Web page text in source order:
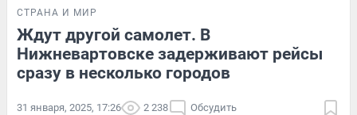
СТРАНА И МИР
Ждут другой самолет. В
Нижневартовске задерживают рейсы
сразу в несколько городов
31 января, 2025, 17:26 2 238 Обсудить